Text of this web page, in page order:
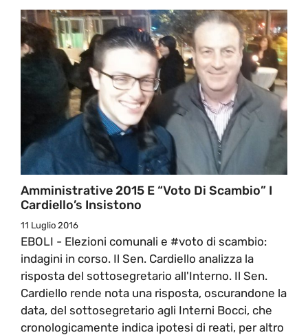
Amministrative 2015 E “voto Di Scambio” I
Cardiello’s Insistono
11 Luglio 2016
EBOLI - Elezioni comunali e ‪#‎voto‬ di scambio:
indagini in corso. Il Sen. Cardiello analizza la
risposta del sottosegretario all'Interno. Il Sen.
Cardiello rende nota una risposta, oscurandone la
data, del sottosegretario agli Interni Bocci, che
cronologicamente indica ipotesi di reati, per altro